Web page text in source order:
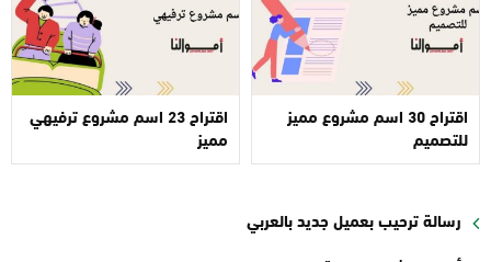
اقتراح 30 اسم مشروع مميز
للتصميم
اقتراح 23 اسم مشروع ترفيهي
مميز
رسالة ترحيب بعميل جديد بالعربي